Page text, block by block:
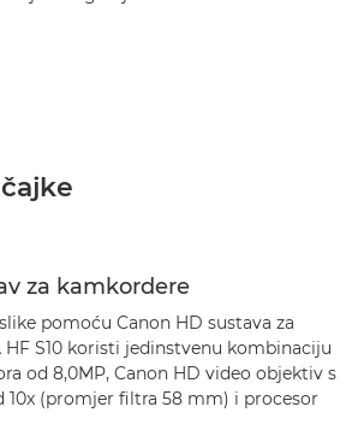
za kamkordere
pomoću Canon HD sustava za
HF S10 koristi jedinstvenu kombinaciju
od 8,0MP, Canon HD video objektiv s
(promjer filtra 58 mm) i procesor